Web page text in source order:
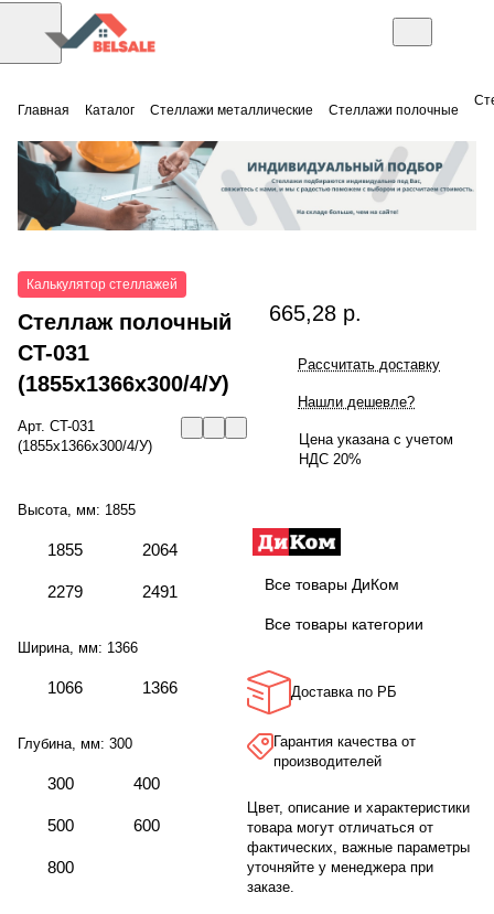
Главная Каталог Стеллажи металлические Стеллажи полочные
Калькулятор стеллажей
Стеллаж полочный
СT-031
(1855x1366x300/4/У)
Арт. СT-031
(1855x1366x300/4/У)
Высота, мм: 1855
1855 2064
2279 2491
Ширина, мм: 1366
1066 1366
Глубина, мм: 300
300 400
500 600
800
665,28 р.
Рассчитать доставку
Нашли дешевле?
Цена указана с учетом
НДС 20%
Все товары ДиКом
Все товары категории
Доставка по РБ
Гарантия качества от
производителей
Цвет, описание и характеристики
товара могут отличаться от
фактических, важные параметры
уточняйте у менеджера при
заказе.